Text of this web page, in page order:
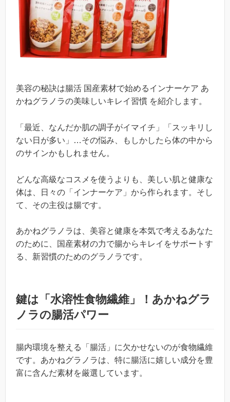
美容の秘訣は腸活 国産素材で始めるインナーケア あ
かねグラノラの美味しいキレイ習慣 を紹介します。
「最近、なんだか肌の調子がイマイチ」「スッキリし
ない日が多い」…その悩み、もしかしたら体の中から
のサインかもしれません。
どんな高級なコスメを使うよりも、美しい肌と健康な
体は、日々の「インナーケア」から作られます。そし
て、その主役は腸です。
あかねグラノラは、美容と健康を本気で考えるあなた
のために、国産素材の力で腸からキレイをサポートす
る、新習慣のためのグラノラです。
鍵は「水溶性食物繊維」！あかねグラ
ノラの腸活パワー
腸内環境を整える「腸活」に欠かせないのが食物繊維
です。あかねグラノラは、特に腸活に嬉しい成分を豊
富に含んだ素材を厳選しています。